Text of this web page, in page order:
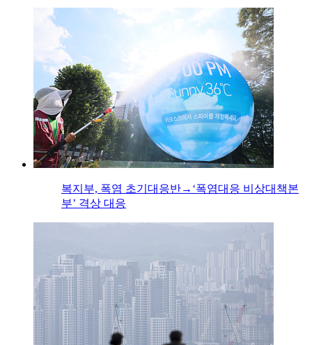
복지부, 폭염 초기대응반→‘폭염대응 비상대책본
부’ 격상 대응